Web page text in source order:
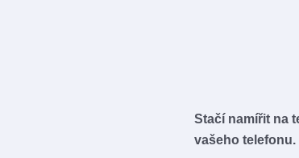
Stačí namířit na
vašeho telefonu.